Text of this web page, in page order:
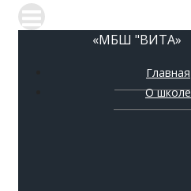
«МБШ "ВИТА»
Главная
О школе